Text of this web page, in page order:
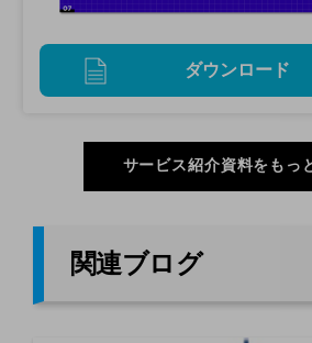
ダウンロード
サービス紹介資料をもっ
関連ブログ